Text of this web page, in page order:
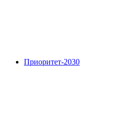
Приоритет-2030